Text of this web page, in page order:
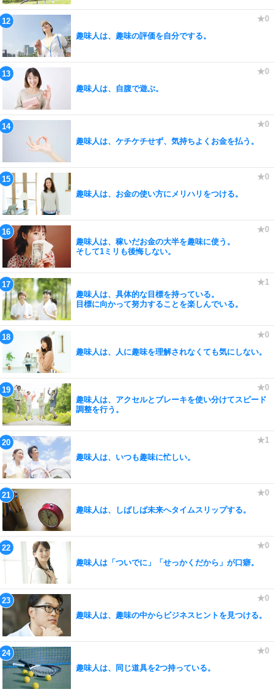
趣味人は、趣味の評価を自分でする。
趣味人は、自腹で遊ぶ。
趣味人は、ケチケチせず、気持ちよくお金を払う。
趣味人は、お金の使い方にメリハリをつける。
趣味人は、稼いだお金の大半を趣味に使う。
そして1ミリも後悔しない。
趣味人は、具体的な目標を持っている。
目標に向かって努力することを楽しんでいる。
趣味人は、人に趣味を理解されなくても気にしない。
趣味人は、アクセルとブレーキを使い分けてスピード
調整を行う。
趣味人は、いつも趣味に忙しい。
趣味人は、しばしば未来へタイムスリップする。
趣味人は「ついでに」「せっかくだから」が口癖。
趣味人は、趣味の中からビジネスヒントを見つける。
趣味人は、同じ道具を2つ持っている。